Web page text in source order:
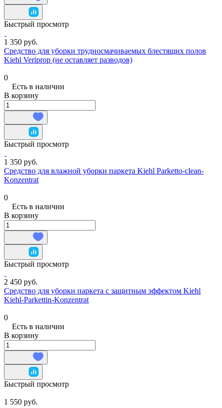
Быстрый просмотр
1 350 руб.
Средство для уборки трудносмачиваемых блестящих полов
Kiehl Veriprop (не оставляет разводов)
0
Есть в наличии
В корзину
Быстрый просмотр
1 350 руб.
Средство для влажной уборки паркета Kiehl Parketto-clean-
Konzentrat
0
Есть в наличии
В корзину
Быстрый просмотр
2 450 руб.
Средство для уборки паркета с защитным эффектом Kiehl
Kiehl-Parkettin-Konzentrat
0
Есть в наличии
В корзину
Быстрый просмотр
1 550 руб.